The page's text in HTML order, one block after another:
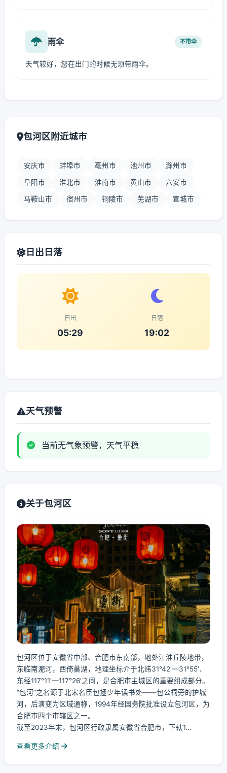
雨伞 不带伞
天气较好，您在出门的时候无须带雨伞。
包河区附近城市
安庆市 蚌埠市 亳州市 池州市 滁州市
阜阳市 淮北市 淮南市 黄山市 六安市
马鞍山市 宿州市 铜陵市 芜湖市 宣城市
日出日落
日出
05:29
日落
19:02
天气预警
当前无气象预警，天气平稳
关于包河区
包河区位于安徽省中部、合肥市东南部，地处江淮丘陵地带，
东临南淝河，西倚巢湖，地理坐标介于北纬31°42′—31°55′、
东经117°11′—117°26′之间，是合肥市主城区的重要组成部分。
“包河”之名源于北宋名臣包拯少年读书处——包公祠旁的护城
河，后演变为区域通称，1994年经国务院批准设立包河区，为
合肥市四个市辖区之一。
截至2023年末，包河区行政隶属安徽省合肥市，下辖1...
查看更多介绍